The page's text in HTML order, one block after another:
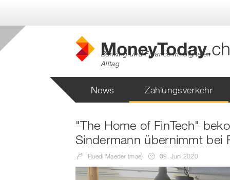
Banking und Finance im digitalen
Alltag
News Zahlungsverkehr
"The Home of FinTech"
Sindermann übernimmt bei
Ruedi Maeder (mae) 09. Juni 2020